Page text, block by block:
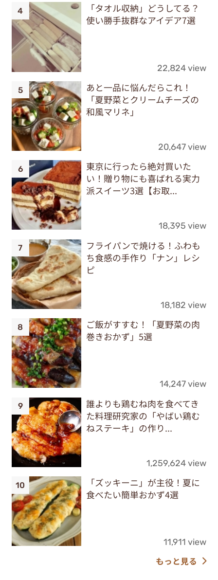
「タオル収納」どうしてる？
使い勝手抜群なアイデア7選
22,824 view
あと一品に悩んだらこれ！
「夏野菜とクリームチーズの
和風マリネ」
20,647 view
東京に行ったら絶対買いた
い！贈り物にも喜ばれる実力
派スイーツ3選【お取...
18,395 view
フライパンで焼ける！ふわも
ち食感の手作り「ナン」レシ
ピ
18,182 view
ご飯がすすむ！「夏野菜の肉
巻きおかず」5選
14,247 view
誰よりも鶏むね肉を食べてき
た料理研究家の「やばい鶏む
ねステーキ」の作り...
1,259,624 view
「ズッキーニ」が主役！夏に
食べたい簡単おかず4選
11,911 view
もっと見る